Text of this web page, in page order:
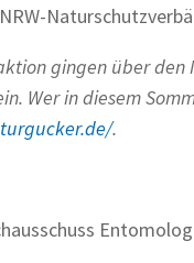
gingen über den
Wer in diesem
.